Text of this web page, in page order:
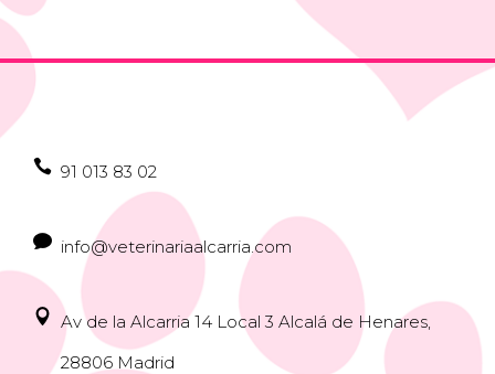
91 013 83 02
info@veterinariaalcarria.com
Av de la Alcarria 14 Local 3 Alcalá de Henares,
28806 Madrid